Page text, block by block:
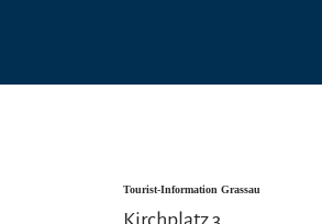
Tourist-Information Grassau